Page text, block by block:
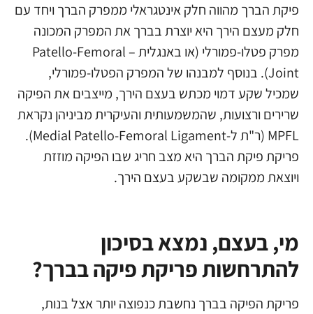
פיקת הברך מהווה חלק אינטגראלי ממפרק הברך ויחד עם
חלק מעצם הירך היא יוצרת בברך את המפרק המכונה
מפרק פטלו-פמורלי (או באנגלית – Patello-Femoral
Joint). בנוסף למבנהו של המפרק הפטלו-פמורלי,
שמכיל שקע דמוי מכתש בעצם הירך, מייצבים את הפיקה
שרירים ורצועות, שהמשמעותית והעיקרית מביניהן נקראת
MPFL (ר"ת ל-Medial Patello-Femoral Ligament).
פריקת פיקת הברך היא מצב חריג שבו הפיקה מוזזת
ויוצאת ממקומה שבשקע בעצם הירך.
מי, בעצם, נמצא בסיכון
להתרחשות פריקת פיקה בברך?
פריקת הפיקה בברך נחשבת כנפוצה יותר אצל בנות,